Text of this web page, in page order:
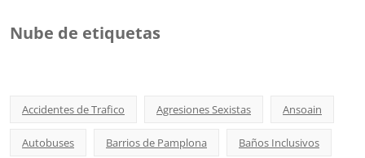
Nube de etiquetas
Accidentes de Trafico Agresiones Sexistas Ansoain
Autobuses Barrios de Pamplona Baños Inclusivos